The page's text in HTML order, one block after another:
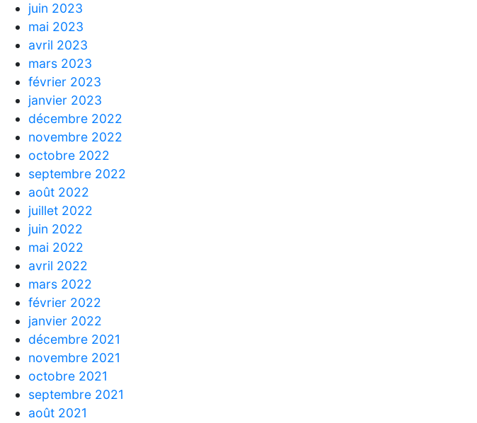
juin 2023
mai 2023
avril 2023
mars 2023
février 2023
janvier 2023
décembre 2022
novembre 2022
octobre 2022
septembre 2022
août 2022
juillet 2022
juin 2022
mai 2022
avril 2022
mars 2022
février 2022
janvier 2022
décembre 2021
novembre 2021
octobre 2021
septembre 2021
août 2021